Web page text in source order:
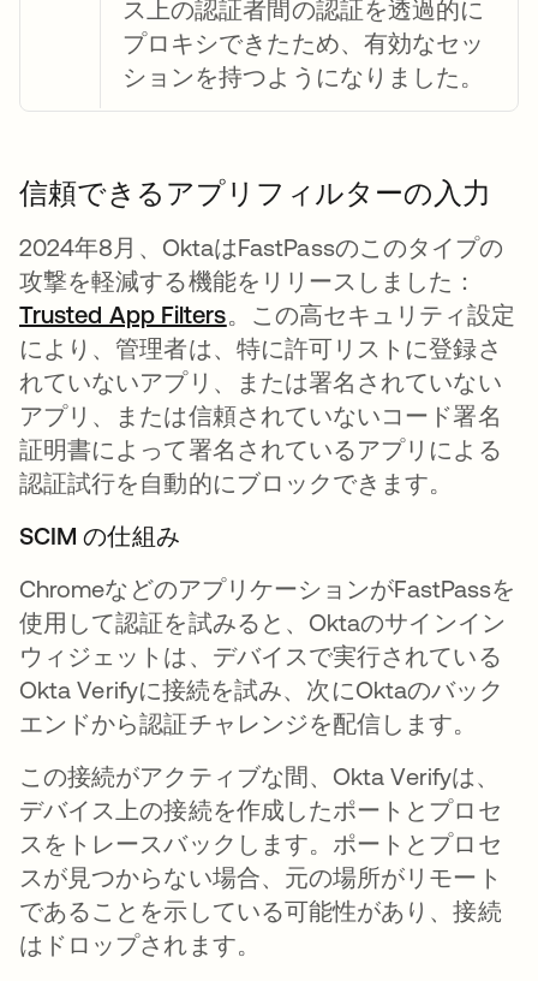
ス上の認証者間の認証を透過的に
プロキシできたため、有効なセッ
ションを持つようになりました。
信頼できるアプリフィルターの入力
2024年8月、OktaはFastPassのこのタイプの
攻撃を軽減する機能をリリースしました：
Trusted App Filters新しいタブで開く
。この高セキュリティ設定
により、管理者は、特に許可リストに登録さ
れていないアプリ、または署名されていない
アプリ、または信頼されていないコード署名
証明書によって署名されているアプリによる
認証試行を自動的にブロックできます。
SCIM の仕組み
ChromeなどのアプリケーションがFastPassを
使用して認証を試みると、Oktaのサインイン
ウィジェットは、デバイスで実行されている
Okta Verifyに接続を試み、次にOktaのバック
エンドから認証チャレンジを配信します。
この接続がアクティブな間、Okta Verifyは、
デバイス上の接続を作成したポートとプロセ
スをトレースバックします。 ポートとプロセ
スが見つからない場合、元の場所がリモート
であることを示している可能性があり、接続
はドロップされます。